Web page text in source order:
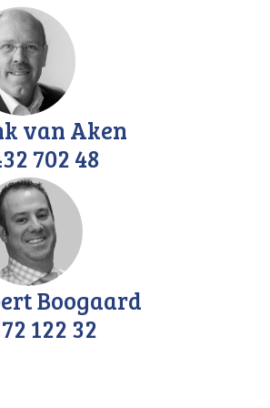
van Aken
702 48
Boogaard
122 32